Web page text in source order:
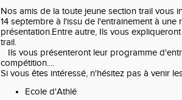
Nos amis de la toute jeune section trail vous
14 septembre à l'issu de l'entrainement à une
présentation.Entre autre, Ils vous
trail.
Ils vous présenteront leur programme
compétition....
Si vous êtes intéressé, n'hésitez pas à venir
Ecole d'Athlé